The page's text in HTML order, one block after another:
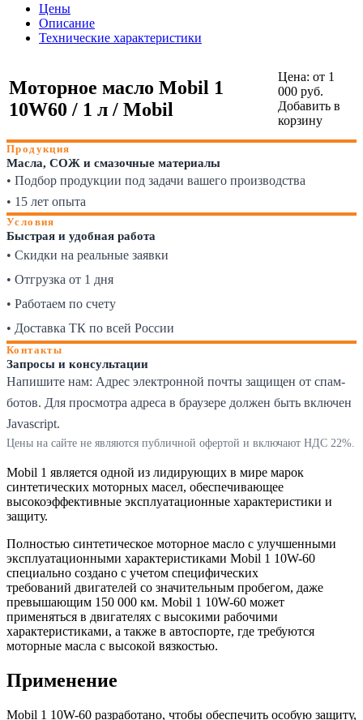
Цены
Описание
Технические характеристики
Моторное масло Mobil 1
10W60 / 1 л / Mobil
Цена: от 1
000 руб.
Добавить в
корзину
Продукция
Масла, СОЖ и смазочные материалы
• Подбор продукции под задачи вашего производства
• 15 лет опыта
Условия
Быстрая и удобная работа
• Скидки на реальные заявки
• Отгрузка от 1 дня
• Работаем по счету
• Доставка ТК по всей России
Контакты
Запросы и консультации
Напишите нам: Адрес электронной почты защищен от спам-
ботов. Для просмотра адреса в браузере должен быть включен
Javascript.
Цены на сайте не являются публичной офертой и включают НДС 22%.
Mobil 1 является одной из лидирующих в мире марок
синтетических моторных масел, обеспечивающее
высокоэффективные эксплуатационные характеристики и
защиту.
Полностью синтетическое моторное масло с улучшенными
эксплуатационными характеристиками Mobil 1 10W-60
специально создано с учетом специфических
требований двигателей со значительным пробегом, даже
превышающим 150 000 км. Mobil 1 10W-60 может
применяться в двигателях с высокими рабочими
характеристиками, а также в автоспорте, где требуются
моторные масла с высокой вязкостью.
Применение
Mobil 1 10W-60 разработано, чтобы обеспечить особую защиту,